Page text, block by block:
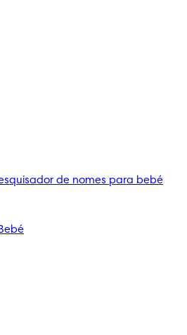
de nomes para bebé